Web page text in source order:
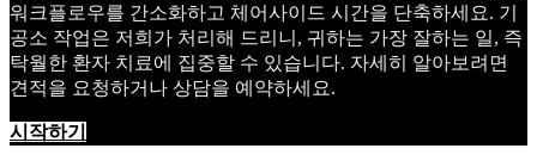
워크플로우를 간소화하고 체어사이드 시간을 단축하세요. 기
공소 작업은 저희가 처리해 드리니, 귀하는 가장 잘하는 일, 즉
탁월한 환자 치료에 집중할 수 있습니다. 자세히 알아보려면
견적을 요청하거나 상담을 예약하세요.
시작하기